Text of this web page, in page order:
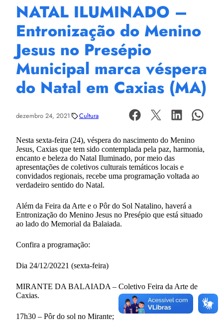
NATAL ILUMINADO –
Entronização do Menino
Jesus no Presépio
Municipal marca véspera
do Natal em Caxias (MA)
dezembro 24, 2021 Cultura
Nesta sexta-feira (24), véspera do nascimento do Menino
Jesus, Caxias que tem sido contemplada pela paz, harmonia,
encanto e beleza do Natal Iluminado, por meio das
apresentações de coletivos culturais temáticos locais e
convidados regionais, recebe uma programação voltada ao
verdadeiro sentido do Natal.
Além da Feira da Arte e o Pôr do Sol Natalino, haverá a
Entronização do Menino Jesus no Presépio que está situado
ao lado do Memorial da Balaiada.
Confira a programação:
Dia 24/12/20221 (sexta-feira)
MIRANTE DA BALAIADA – Coletivo Feira da Arte de
Caxias.
17h30 – Pôr do sol no Mirante;